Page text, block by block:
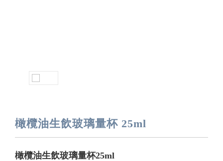
橄欖油生飲玻璃量杯 25ml
橄欖油生飲玻璃量杯25ml